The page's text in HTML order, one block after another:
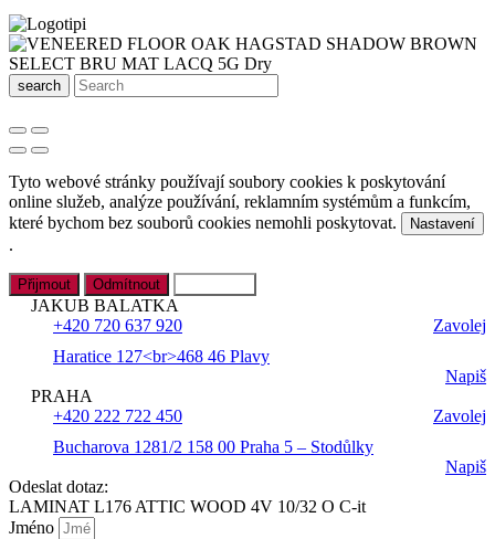
search
Tyto webové stránky používají soubory cookies k poskytování
online služeb, analýze používání, reklamním systémům a funkcím,
které bychom bez souborů cookies nemohli poskytovat.
Nastavení
.
Přijmout Odmítnout
JAKUB BALATKA
+420 720 637 920
Zavolej
Haratice 127<br>468 46 Plavy
Napiš
PRAHA
+420 222 722 450
Zavolej
Bucharova 1281/2 158 00 Praha 5 – Stodůlky
Napiš
Odeslat dotaz:
LAMINAT L176 ATTIC WOOD 4V 10/32 O C-it
Jméno